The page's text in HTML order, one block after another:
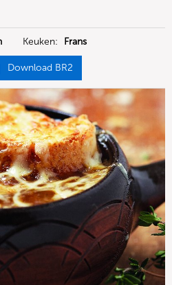
Keuken: Frans
Download BR2